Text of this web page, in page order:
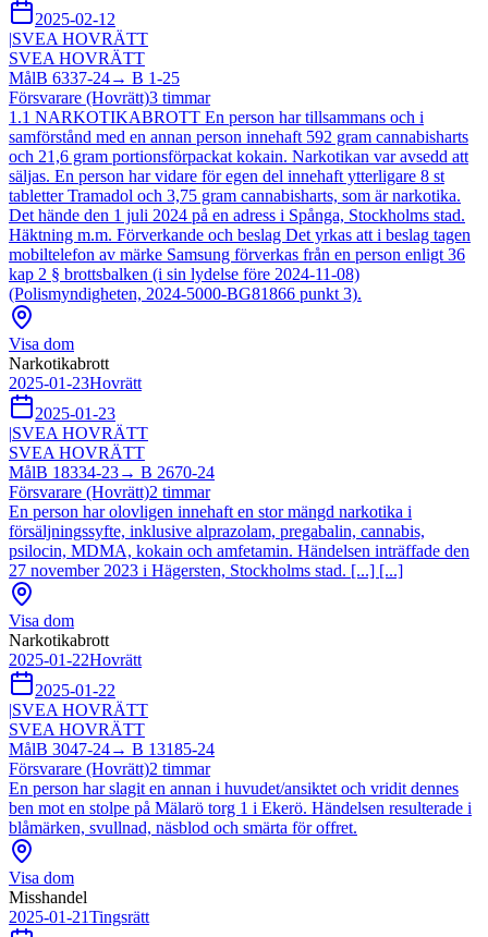
2025-02-12
|SVEA HOVRÄTT
SVEA HOVRÄTT
MålB 6337-24→ B 1-25
Försvarare (Hovrätt)3 timmar
1.1 NARKOTIKABROTT En person har tillsammans och i
samförstånd med en annan person innehaft 592 gram cannabisharts
och 21,6 gram portionsförpackat kokain. Narkotikan var avsedd att
säljas. En person har vidare för egen del innehaft ytterligare 8 st
tabletter Tramadol och 3,75 gram cannabisharts, som är narkotika.
Det hände den 1 juli 2024 på en adress i Spånga, Stockholms stad.
Häktning m.m. Förverkande och beslag Det yrkas att i beslag tagen
mobiltelefon av märke Samsung förverkas från en person enligt 36
kap 2 § brottsbalken (i sin lydelse före 2024-11-08)
(Polismyndigheten, 2024-5000-BG81866 punkt 3).
Visa dom
Narkotikabrott
2025-01-23Hovrätt
2025-01-23
|SVEA HOVRÄTT
SVEA HOVRÄTT
MålB 18334-23→ B 2670-24
Försvarare (Hovrätt)2 timmar
En person har olovligen innehaft en stor mängd narkotika i
försäljningssyfte, inklusive alprazolam, pregabalin, cannabis,
psilocin, MDMA, kokain och amfetamin. Händelsen inträffade den
27 november 2023 i Hägersten, Stockholms stad. [...] [...]
Visa dom
Narkotikabrott
2025-01-22Hovrätt
2025-01-22
|SVEA HOVRÄTT
SVEA HOVRÄTT
MålB 3047-24→ B 13185-24
Försvarare (Hovrätt)2 timmar
En person har slagit en annan i huvudet/ansiktet och vridit dennes
ben mot en stolpe på Mälarö torg 1 i Ekerö. Händelsen resulterade i
blåmärken, svullnad, näsblod och smärta för offret.
Visa dom
Misshandel
2025-01-21Tingsrätt